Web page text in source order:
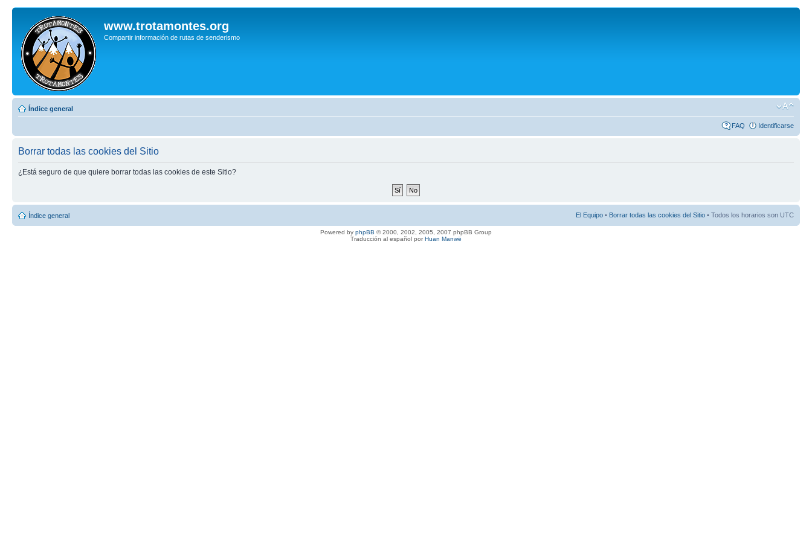
www.trotamontes.org
Compartir información de rutas de senderismo
Índice general
FAQ Identificarse
Borrar todas las cookies del Sitio
¿Está seguro de que quiere borrar todas las cookies de este Sitio?
Índice general El Equipo • Borrar todas las cookies del Sitio • Todos los horarios son UTC
Powered by phpBB © 2000, 2002, 2005, 2007 phpBB Group
Traducción al español porHuan Manwë